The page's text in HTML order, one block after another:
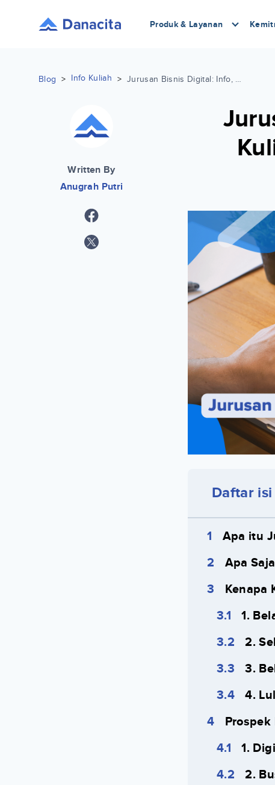
Produk & Layanan
Blog > Info Kuliah > Jurusan Bisnis Digital: Info, Mata Kuliah, Prospek Kerja Lengkap
Written By
Anugrah Putri
Daftar isi
Apa itu
Apa
Kenapa
1.
2.
3.
4.
1.
2.